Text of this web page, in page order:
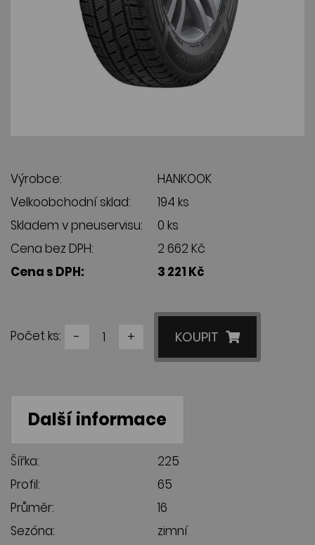
Výrobce:
HANKOOK
Velkoobchodní sklad:
194 ks
Skladem v pneuservisu:
0 ks
Cena bez DPH:
2 662 Kč
Cena s DPH:
3 221 Kč
Počet ks: - + KOUPIT
Další informace
Šířka:
225
Profil:
65
Průměr:
16
Sezóna:
zimní